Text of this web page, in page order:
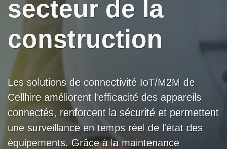
secteur de la
construction
Les solutions de connectivité IoT/M2M de
Cellhire améliorent l'efficacité des appareils
connectés, renforcent la sécurité et permettent
une surveillance en temps réel de l'état des
équipements. Grâce à la maintenance